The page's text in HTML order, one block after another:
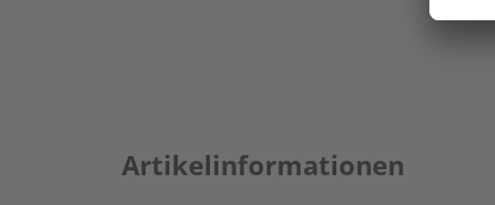
Artikelinformationen